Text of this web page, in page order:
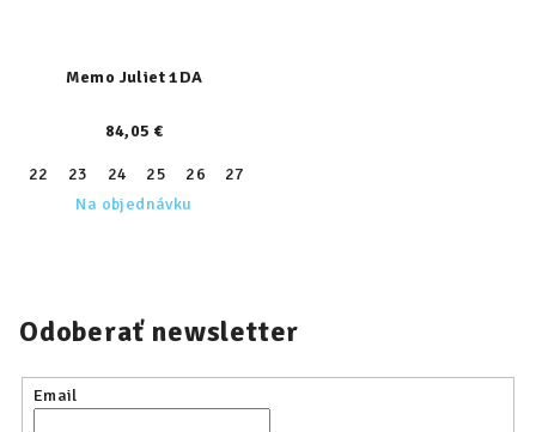
Memo Juliet 1DA
84,05 €
22 23 24 25 26 27
Na objednávku
Odoberať newsletter
Email